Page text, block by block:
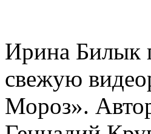
Ирина Билык
свежую
Мороз».